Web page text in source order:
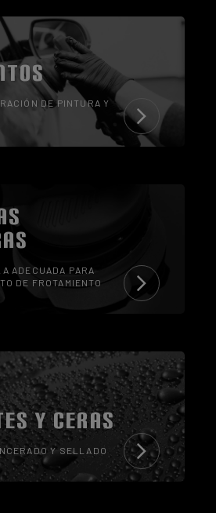
DE PINTURA Y
ADECUADA PARA
DE FROTAMIENTO
Y CERAS
Y SELLADO